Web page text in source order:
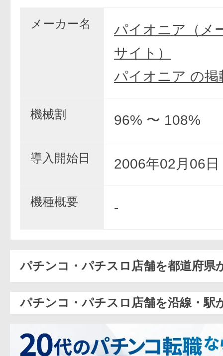
メーカー名
パイオニア（メ
サイト）
パイオニア の掲
機械割 96% 〜 108%
導入開始日 2006年02月06日
機種概要 -
パチンコ・パチスロ店舗を都道府県
パチンコ・パチスロ店舗を沿線・駅